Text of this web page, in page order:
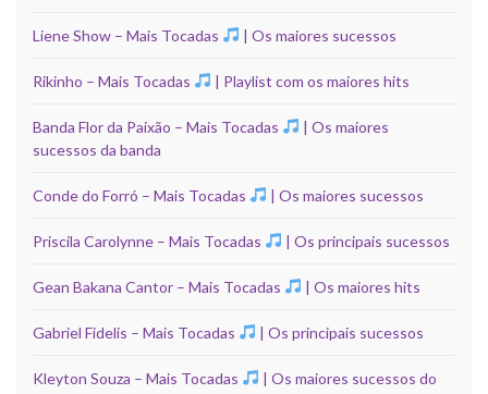
Liene Show – Mais Tocadas | Os maiores sucessos
Rikinho – Mais Tocadas | Playlist com os maiores hits
Banda Flor da Paixão – Mais Tocadas
| Os maiores
sucessos da banda
Conde do Forró – Mais Tocadas | Os maiores sucessos
Priscila Carolynne – Mais Tocadas | Os principais sucessos
Gean Bakana Cantor – Mais Tocadas | Os maiores hits
Gabriel Fidelis – Mais Tocadas | Os principais sucessos
Kleyton Souza – Mais Tocadas
| Os maiores sucessos do